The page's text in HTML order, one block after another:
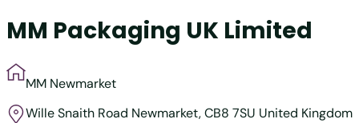
MM Packaging UK Limited
MM Newmarket
Wille Snaith Road Newmarket, CB8 7SU United Kingdom